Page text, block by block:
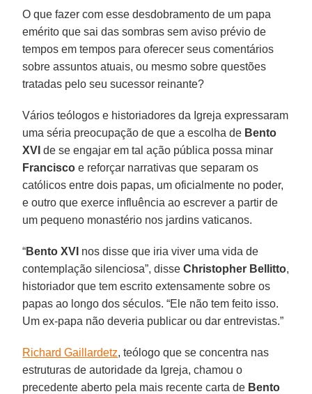
O que fazer com esse desdobramento de um papa
emérito que sai das sombras sem aviso prévio de
tempos em tempos para oferecer seus comentários
sobre assuntos atuais, ou mesmo sobre questões
tratadas pelo seu sucessor reinante?
Vários teólogos e historiadores da Igreja expressaram
uma séria preocupação de que a escolha de Bento
XVI de se engajar em tal ação pública possa minar
Francisco e reforçar narrativas que separam os
católicos entre dois papas, um oficialmente no poder,
e outro que exerce influência ao escrever a partir de
um pequeno monastério nos jardins vaticanos.
“Bento XVI nos disse que iria viver uma vida de
contemplação silenciosa”, disseChristopher Bellitto,
historiador que tem escrito extensamente sobre os
papas ao longo dos séculos. “Ele não tem feito isso.
Um ex-papa não deveria publicar ou dar entrevistas.”
Richard Gaillardetz, teólogo que se concentra nas
estruturas de autoridade da Igreja, chamou o
precedente aberto pela mais recente carta de Bento